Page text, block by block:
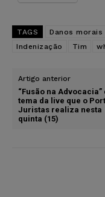
TAGS Danos morais
Indenização
Tim
Artigo anterior
“Fusão na Advocacia”
tema da live que o
Juristas realiza nesta
quinta (15)